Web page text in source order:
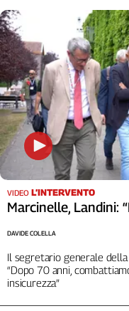
Lombardia
Marche
Piemonte
Puglia
Sardegna
Sicilia
Toscana
Trentino
Valle
D'Aosta
Archivio
Storico
1955-
2014
VIDEO L’INTERVENTO
Marcinelle, Landini:
Il segretario generale
“Dopo 70 anni,
insicurezza”
DAVIDE COLELLA